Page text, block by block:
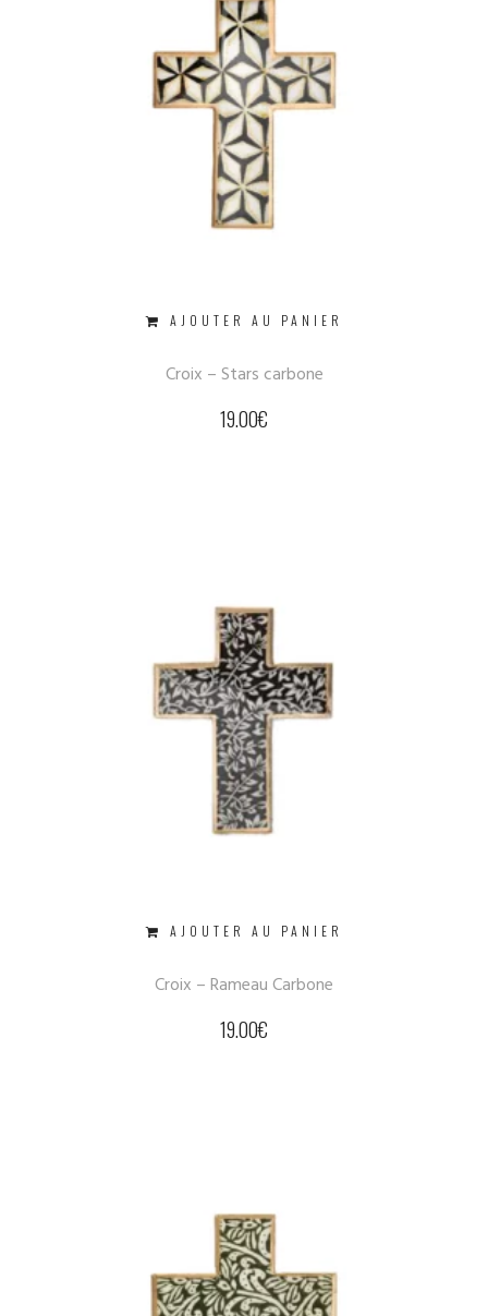
AJOUTER AU PANIER
Croix – Stars carbone
19.00€
AJOUTER AU PANIER
Croix – Rameau Carbone
19.00€